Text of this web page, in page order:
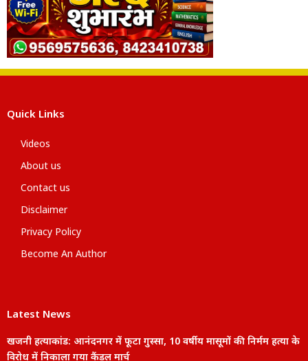
Quick Links
Videos
About us
Contact us
Disclaimer
Privacy Policy
Become An Author
Latest News
खजनी हत्याकांड: आनंदनगर में फूटा गुस्सा, 10 वर्षीय मासूमों की निर्मम हत्या के
विरोध में निकाला गया कैंडल मार्च